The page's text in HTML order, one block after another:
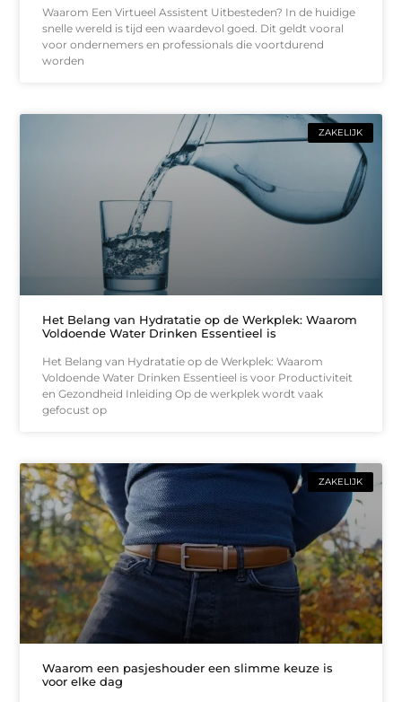
Waarom Een Virtueel Assistent Uitbesteden? In de huidige
snelle wereld is tijd een waardevol goed. Dit geldt vooral
voor ondernemers en professionals die voortdurend
worden
ZAKELIJK
Het Belang van Hydratatie op de Werkplek: Waarom
Voldoende Water Drinken Essentieel is
Het Belang van Hydratatie op de Werkplek: Waarom
Voldoende Water Drinken Essentieel is voor Productiviteit
en Gezondheid Inleiding Op de werkplek wordt vaak
gefocust op
ZAKELIJK
Waarom een pasjeshouder een slimme keuze is
voor elke dag